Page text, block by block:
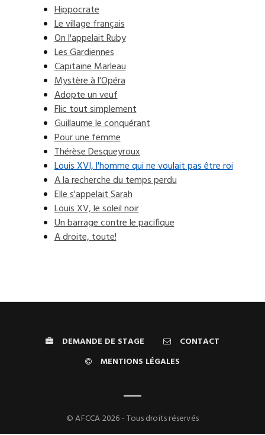
Hippocrate
Le village français
On l'appelait Ruby
Les Gardiennes
Capitaine Marleau
Mystère à l'Opéra
Adopte un veuf
Flic tout simplement
Guillaume le conquérant
Pour une femme
Thérèse Desqueyroux
Louis XVI, l'homme qui ne voulait pas être roi
A la recherche du temps perdu
Elle s'appelait Sarah
Louis XV, le soleil noir
Un barrage contre le pacifique
A droite, toute!
DEMANDE DE STAGE
CONTACT
MENTIONS LÉGALES
© AFCCA 2026 - Tous droits réservés